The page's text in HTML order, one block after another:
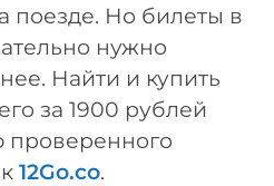
поезде. Но билеты в
нужно
Найти и купить
за 1900 рублей
12Go.co.